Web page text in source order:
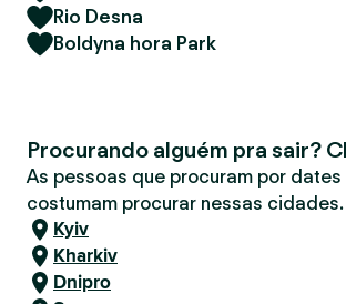
Rio Desna
Boldyna hora Park
Procurando alguém pra sair?
As pessoas que procuram por
costumam procurar nessas cidades.
Kyiv
Kharkiv
Dnipro